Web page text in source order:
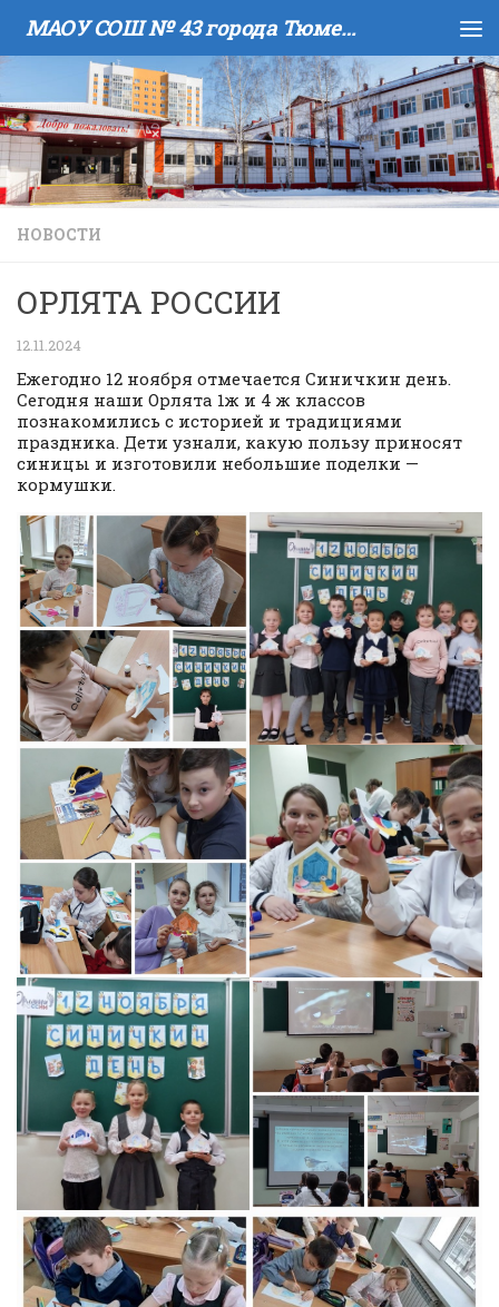
Skip to content МАОУ COШ № 43 города Тюмени имени В.И. Муравленко
НОВОСТИ
ОРЛЯТА РОССИИ
12.11.2024
Ежегодно 12 ноября отмечается Синичкин день.
Сегодня наши Орлята 1ж и 4 ж классов
познакомились с историей и традициями
праздника. Дети узнали, какую пользу приносят
синицы и изготовили небольшие поделки —
кормушки.